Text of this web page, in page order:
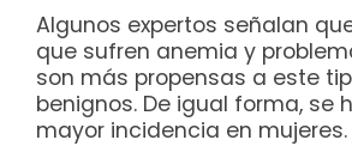
Algunos expertos señalan
que sufren anemia y
son más propensas a este
benignos. De igual forma, se
mayor incidencia en mujeres.